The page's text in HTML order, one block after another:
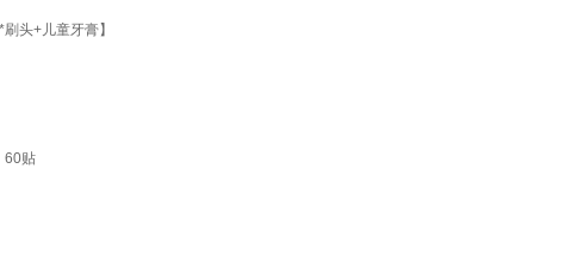
头+儿童牙膏】
60贴